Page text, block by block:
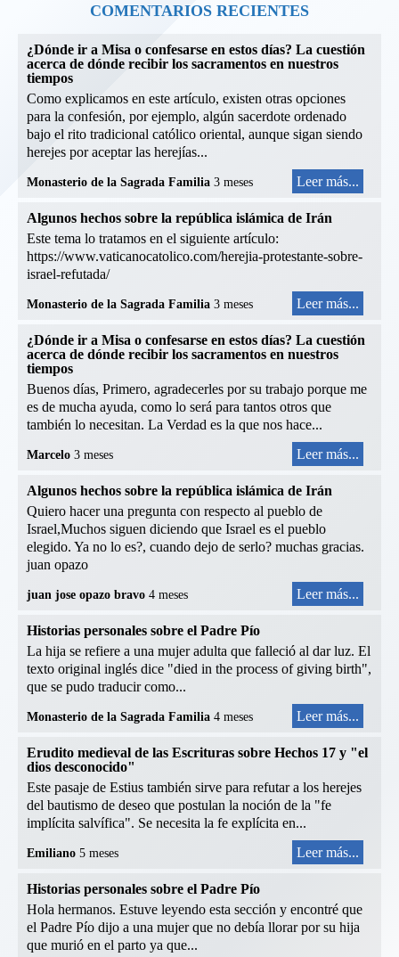
COMENTARIOS RECIENTES
¿Dónde ir a Misa o confesarse en estos días? La cuestión
acerca de dónde recibir los sacramentos en nuestros
tiempos
Como explicamos en este artículo, existen otras opciones
para la confesión, por ejemplo, algún sacerdote ordenado
bajo el rito tradicional católico oriental, aunque sigan siendo
herejes por aceptar las herejías...
Monasterio de la Sagrada Familia 3 meses Leer más...
Algunos hechos sobre la república islámica de Irán
Este tema lo tratamos en el siguiente artículo:
https://www.vaticanocatolico.com/herejia-protestante-sobre-
israel-refutada/
Monasterio de la Sagrada Familia 3 meses Leer más...
¿Dónde ir a Misa o confesarse en estos días? La cuestión
acerca de dónde recibir los sacramentos en nuestros
tiempos
Buenos días, Primero, agradecerles por su trabajo porque me
es de mucha ayuda, como lo será para tantos otros que
también lo necesitan. La Verdad es la que nos hace...
Marcelo 3 meses Leer más...
Algunos hechos sobre la república islámica de Irán
Quiero hacer una pregunta con respecto al pueblo de
Israel,Muchos siguen diciendo que Israel es el pueblo
elegido. Ya no lo es?, cuando dejo de serlo? muchas gracias.
juan opazo
juan jose opazo bravo 4 meses Leer más...
Historias personales sobre el Padre Pío
La hija se refiere a una mujer adulta que falleció al dar luz. El
texto original inglés dice "died in the process of giving birth",
que se pudo traducir como...
Monasterio de la Sagrada Familia 4 meses Leer más...
Erudito medieval de las Escrituras sobre Hechos 17 y "el
dios desconocido"
Este pasaje de Estius también sirve para refutar a los herejes
del bautismo de deseo que postulan la noción de la "fe
implícita salvífica". Se necesita la fe explícita en...
Emiliano 5 meses Leer más...
Historias personales sobre el Padre Pío
Hola hermanos. Estuve leyendo esta sección y encontré que
el Padre Pío dijo a una mujer que no debía llorar por su hija
que murió en el parto ya que...